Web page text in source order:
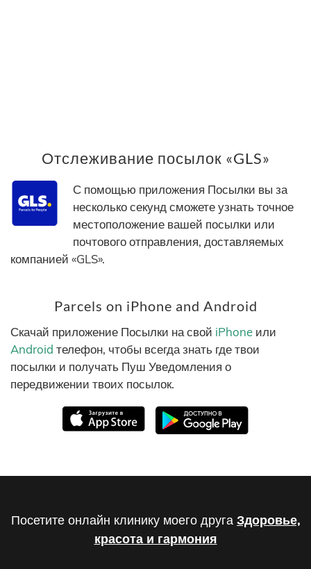
Отслеживание посылок «GLS»
С помощью приложения Посылки вы за
несколько секунд сможете узнать точное
местоположение вашей посылки или
почтового отправления, доставляемых
компанией «GLS».
Parcels on iPhone and Android
Скачай приложение Посылки на свой iPhone или
Android телефон, чтобы всегда знать где твои
посылки и получать Пуш Уведомления о
передвижении твоих посылок.
Посетите онлайн клинику моего друга Здоровье,
красота и гармония